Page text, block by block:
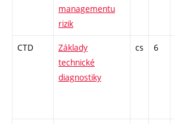
managementu
rizik
CTD
Základy
technické
diagnostiky
cs 6